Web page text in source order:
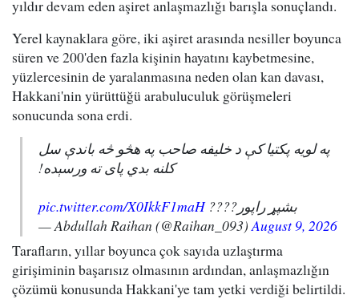
yıldır devam eden aşiret anlaşmazlığı barışla sonuçlandı.
Yerel kaynaklara göre, iki aşiret arasında nesiller boyunca
süren ve 200'den fazla kişinin hayatını kaybetmesine,
yüzlercesinin de yaralanmasına neden olan kan davası,
Hakkani'nin yürüttüğü arabuluculuk görüşmeleri
sonucunda sona erdi.
په لویه پکتیا کې د خلیفه صاحب په هڅو څه باندې سل
کلنه بدي پای ته ورسېده!
بشپړ راپور????pic.twitter.com/X0IkkF1maH
— Abdullah Raihan (@Raihan_093)August 9, 2026
Tarafların, yıllar boyunca çok sayıda uzlaştırma
girişiminin başarısız olmasının ardından, anlaşmazlığın
çözümü konusunda Hakkani'ye tam yetki verdiği belirtildi.